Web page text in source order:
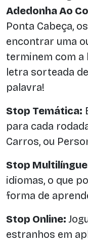
Adedonha Ao
Ponta Cabeça,
encontrar uma
terminem com a
letra sorteada
palavra!
Stop Temática:
para cada
Carros, ou
Stop
idiomas, o que
forma de
Stop Online:
estranhos em